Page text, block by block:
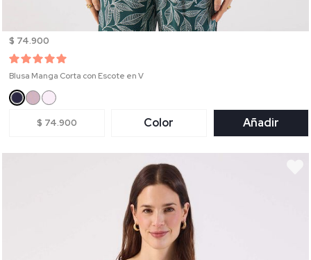
$ 74.900
Blusa Manga Corta con Escote en V
$ 74.900 Color Añadir